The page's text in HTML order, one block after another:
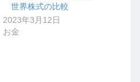
世界株式の比較
2023年3月12日
お金